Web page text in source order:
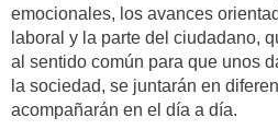
emocionales, los avances
laboral y la parte del ciudadano,
al sentido común para que unos
la sociedad, se juntarán en
acompañarán en el día a día.